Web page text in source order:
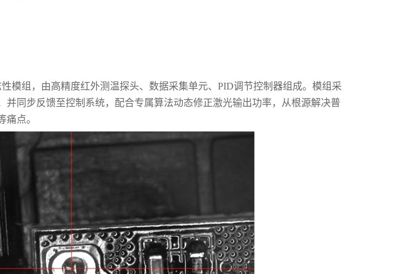
模组，由高精度红外测温探头、数据采集单元、PID调节控制器组成。模组采
并同步反馈至控制系统，配合专属算法动态修正激光输出功率，从根源解决普
点。